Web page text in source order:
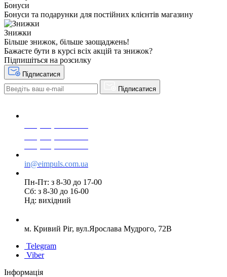
Бонуси
Бонуси та подарунки для постійних клієнтів магазину
Знижки
Більше знижок, більше заощаджень!
Бажаєте бути в курсі всіх акцій та знижок?
Підпишіться на розсилку
Підписатися
Підписатися
in@eimpuls.com.ua
Пн-Пт: з 8-30 до 17-00
Сб: з 8-30 до 16-00
Нд: вихідний
м. Кривий Ріг, вул.Ярослава Мудрого, 72В
Telegram
Viber
Інформація